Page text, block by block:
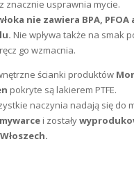
znacznie usprawnia mycie.
nie zawiera BPA, PFOA
Nie wpływa także na smak
go wzmacnia.
ścianki produktów
pokryte są lakierem PTFE.
naczynia nadają się do
i zostały